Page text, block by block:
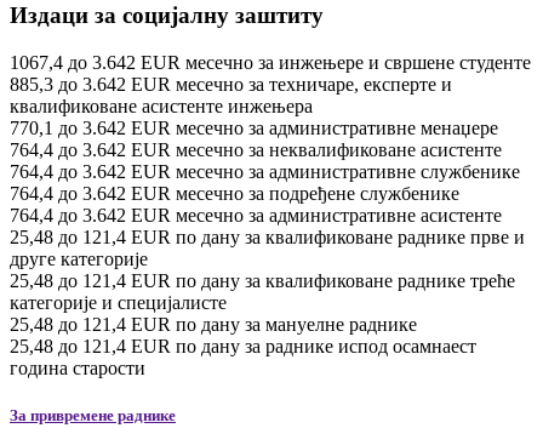
Издаци за социјалну заштиту
1067,4 до 3.642 EUR месечно за инжењере и свршене студенте
885,3 до 3.642 EUR месечно за техничаре, експерте и
квалификоване асистенте инжењера
770,1 до 3.642 EUR месечно за административне менаџере
764,4 до 3.642 EUR месечно за неквалификоване асистенте
764,4 до 3.642 EUR месечно за административне службенике
764,4 до 3.642 EUR месечно за подређене службенике
764,4 до 3.642 EUR месечно за административне асистенте
25,48 до 121,4 EUR по дану за квалификоване раднике прве и
друге категорије
25,48 до 121,4 EUR по дану за квалификоване раднике треће
категорије и специјалисте
25,48 до 121,4 EUR по дану за мануелне раднике
25,48 до 121,4 EUR по дану за раднике испод осамнаест
година старости
За привремене раднике